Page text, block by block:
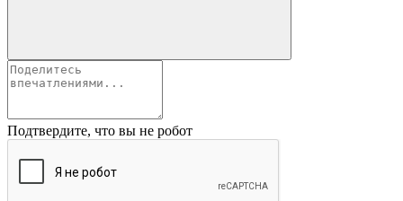
Подтвердите, что вы не робот